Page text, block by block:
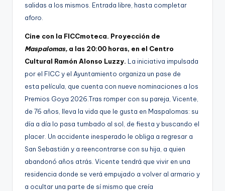
salidas a los mismos. Entrada libre, hasta completar
aforo.
Cine con la FICCmoteca. Proyección de
Maspalomas, a las 20:00 horas, en el Centro
Cultural Ramón Alonso Luzzy. La iniciativa impulsada
por el FICC y el Ayuntamiento organiza un pase de
esta película, que cuenta con nueve nominaciones a los
Premios Goya 2026.Tras romper con su pareja, Vicente,
de 76 años, lleva la vida que le gusta en Maspalomas: su
día a día lo pasa tumbado al sol, de fiesta y buscando el
placer. Un accidente inesperado le obliga a regresar a
San Sebastián y a reencontrarse con su hija, a quien
abandonó años atrás. Vicente tendrá que vivir en una
residencia donde se verá empujado a volver al armario y
a ocultar una parte de sí mismo que creía